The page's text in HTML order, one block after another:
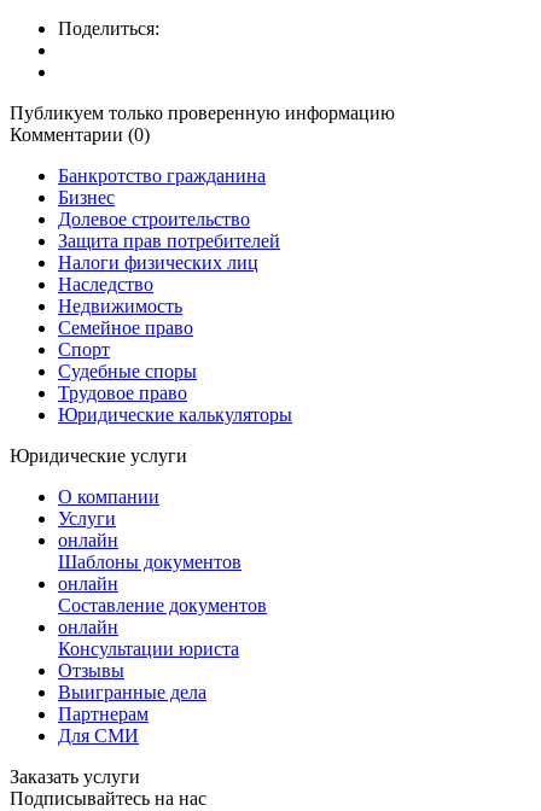
Поделиться:
Публикуем только проверенную информацию
Комментарии (0)
Банкротство гражданина
Бизнес
Долевое строительство
Защита прав потребителей
Налоги физических лиц
Наследство
Недвижимость
Семейное право
Спорт
Судебные споры
Трудовое право
Юридические калькуляторы
Юридические услуги
О компании
Услуги
онлайн
Шаблоны документов
онлайн
Составление документов
онлайн
Консультации юриста
Отзывы
Выигранные дела
Партнерам
Для СМИ
Заказать услуги
Подписывайтесь на нас